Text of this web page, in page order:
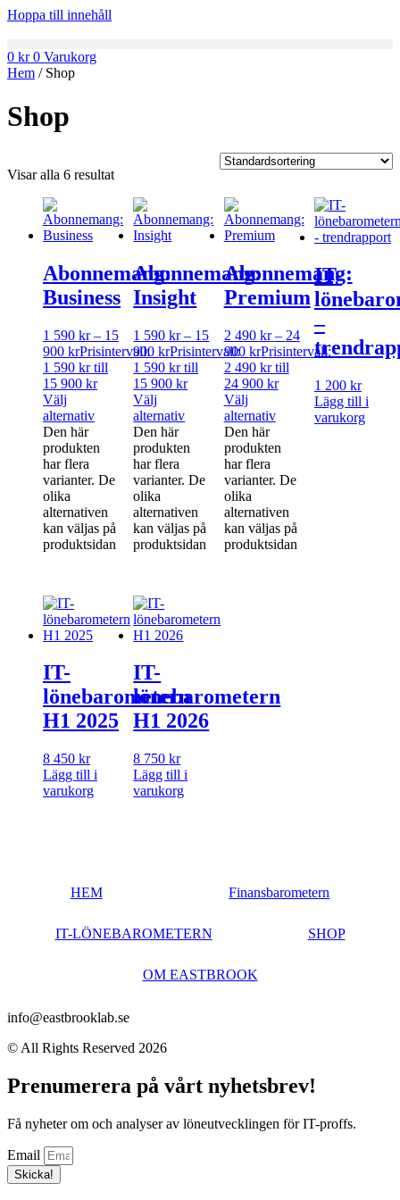
Hoppa till innehåll
0 kr 0 Varukorg
Hem / Shop
Shop
Visar alla 6 resultat
Abonnemang:
Business
1 590 kr – 15
900 krPrisintervall:
1 590 kr till
15 900 kr
Välj
alternativ
Den här
produkten
har flera
varianter. De
olika
alternativen
kan väljas på
produktsidan
Abonnemang:
Insight
1 590kr – 15
900krPrisintervall:
1 590 kr till
15 900 kr
Välj
alternativ
Den här
produkten
har flera
varianter. De
olika
alternativen
kan väljas på
produktsidan
Abonnemang:
Premium
2 490 kr – 24
900 krPrisintervall:
2 490 kr till
24 900 kr
Välj
alternativ
Den här
produkten
har flera
varianter. De
olika
alternativen
kan väljas på
produktsidan
IT-
–
1 200 kr
Lägg till i
varukorg
IT-
lönebarometern
H1 2025
8 450 kr
Lägg till i
varukorg
IT-
lönebarometern
H1 2026
8 750kr
Lägg till i
varukorg
HEM Finansbarometern
IT-LÖNEBAROMETERN SHOP
OM EASTBROOK
info@eastbrooklab.se
© All Rights Reserved 2026
Prenumerera på vårt nyhetsbrev!
Få nyheter om och analyser av löneutvecklingen för IT-proffs.
Email
Skicka!